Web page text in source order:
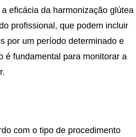
eficácia da harmonização glútea
profissional, que podem incluir
por um período determinado e
é fundamental para monitorar a
com o tipo de procedimento